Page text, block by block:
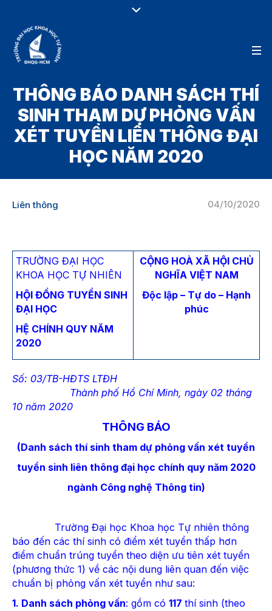
THÔNG BÁO DANH SÁCH THÍ
SINH THAM DỰ PHỎNG VẤN
XÉT TUYỂN LIÊN THÔNG ĐẠI
HỌC NĂM 2020
04/10/2020
Liên thông
TRƯỜNG ĐẠI HỌC
KHOA HỌC TỰ NHIÊN
HỘI ĐỒNG TUYỂN SINH
ĐẠI HỌC
HỆ CHÍNH QUY NĂM
2020
CỘNG HOÀ XÃ HỘI CHỦ
NGHĨA VIỆT NAM
Độc lập – Tự do – Hạnh
phúc
Số: 03/TB-HĐTS LTĐH
Thành phố Hồ Chí Minh, ngày 02 tháng
10 năm 2020
THÔNG BÁO
(Danh sách thí sinh tham dự phỏng vấn xét tuyển
tuyển sinh liên thông đại học chính quy năm 2020
ngành Công nghệ Thông tin)
Trường Đại học Khoa học Tự nhiên thông
báo đến các thí sinh có điểm xét tuyển thấp hơn
điểm chuẩn trúng tuyển theo diện ưu tiên xét tuyển
(phương thức 1) về các nội dung liên quan đến việc
chuẩn bị phỏng vấn xét tuyển như sau:
1. Danh sách phỏng vấn: gồm có 117 thí sinh (theo